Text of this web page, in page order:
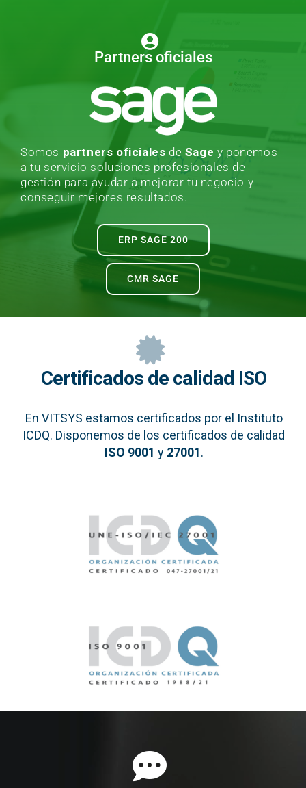
Partners oficiales
Somos partners oficiales de Sage y ponemos
a tu servicio soluciones profesionales de
gestión para ayudar a mejorar tu negocio y
conseguir mejores resultados.
ERP SAGE 200
CMR SAGE
Certificados de calidad ISO
En VITSYS estamos certificados por el Instituto
ICDQ. Disponemos de los certificados de calidad
ISO 9001 y 27001.